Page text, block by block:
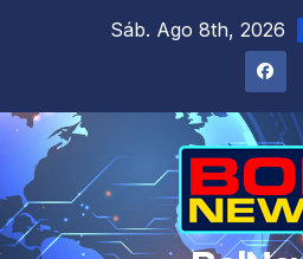
Sáb. Ago 8th, 2026